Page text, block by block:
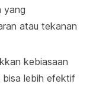
yang
atau tekanan
kebiasaan
bisa lebih efektif